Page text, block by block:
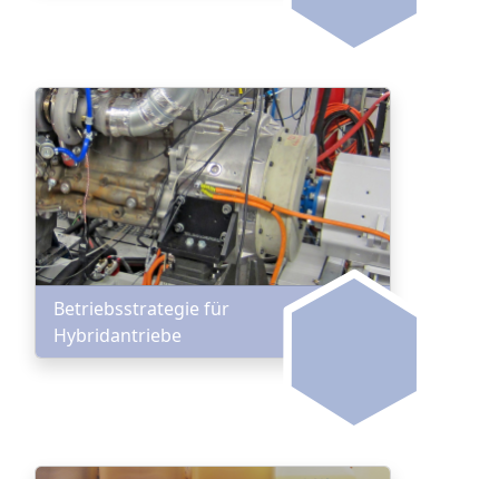
Betriebsstrategie für
Hybridantriebe